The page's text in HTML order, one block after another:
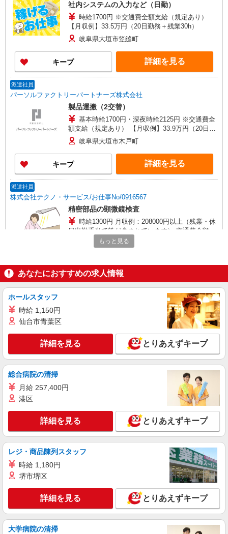
社内システムの入力など（日勤）
時給1700円 ※交通費全額支給（規定あり）
【月収例】33.5万円（20日勤務＋残業30h）
岐阜県大垣市笠縫町
キープ 詳細を見る
派遣社員
パーソルファクトリーパートナーズ株式会社
製品運搬（2交替）
基本時給1700円・深夜時給2125円 ※交通費全
額支給（規定あり） 【月収例】33.9万円（20日勤
務＋残業25h＋深夜45.7h）
岐阜県大垣市木戸町
キープ 詳細を見る
派遣社員
株式会社テクノ・サービス/お仕事No/0916567
精密部品の顕微鏡検査
時給1300円 月収例：208000円以上（残業・休
日出勤手当て等が含まれています） 交通費全額支
岐阜県大垣市 ＊車・バイク通勤OK
キープ 詳細を見る
派遣社員
株式会社テクノ・サービス/お仕事No/0915633
時給1400円 月収例：201150円以上（残業・休
日出勤手当て等が含まれています） 交通費全額支
給 岐阜県大垣市 ＊車・バイク通勤OK
詳細を見る
派遣社員
パーソルファクトリーパートナーズ株式会社
半導体の加工・検査／軽作業（2交替）
基本時給1700円・深夜時給2125円 ※交通費全
額支給（規定あり） 【月収例】38.2万円（20日勤
務＋残業40h＋深夜60h）
岐阜県大垣市青柳町
キープ 詳細を見る
パーソルファクトリーパートナーズ株式会社
半導体の製造サポート（2交替）
基本時給1700円・深夜時給2125円 ※交通費全
もっと見る
あなたにおすすめの求人情報
ホールスタッフ
時給 1,150円
仙台市青葉区
詳細を見る とりあえずキープ
総合病院の清掃
月給 257,400円
港区
詳細を見る とりあえずキープ
レジ・商品陳列スタッフ
時給 1,180円
堺市堺区
詳細を見る とりあえずキープ
大学病院の清掃